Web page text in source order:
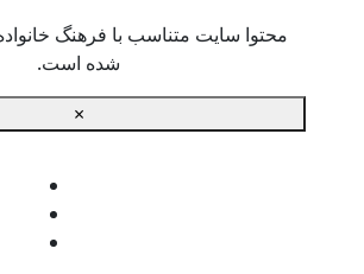
محتوا سایت متناسب با فرهنگ خانواده
شده است.
×